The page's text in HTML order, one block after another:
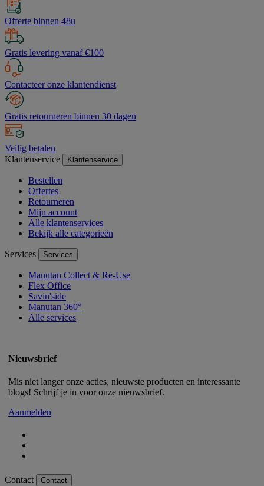
Offerte binnen 48u
Gratis levering vanaf €100
Contacteer onze klantendienst
Gratis retourneren binnen 30 dagen
Veilig betalen
Klantenservice
Klantenservice
Bestellen
Offertes
Retourneren
Mijn account
Alle klantenservices
Bekijk alle categorieën
Services Services
Manutan Collect & Re-Use
Flex Office
Savin'side
Manutan 360°
Alle services
Nieuwsbrief
Mis niet langer onze acties, nieuwste producten en interessante
blogs! Schrijf je in voor onze nieuwsbrief.
Aanmelden
Contact Contact